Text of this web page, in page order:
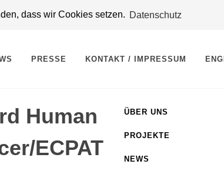
dass wir Cookies setzen. Datenschutz
PRESSE KONTAKT / IMPRESSUM
Human
ECPAT
ÜBER UNS
PROJEKTE
NEWS